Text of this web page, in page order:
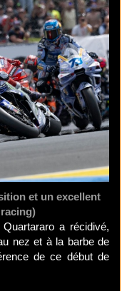
et un excellent
a récidivé,
nez et à la barbe de
de ce début de